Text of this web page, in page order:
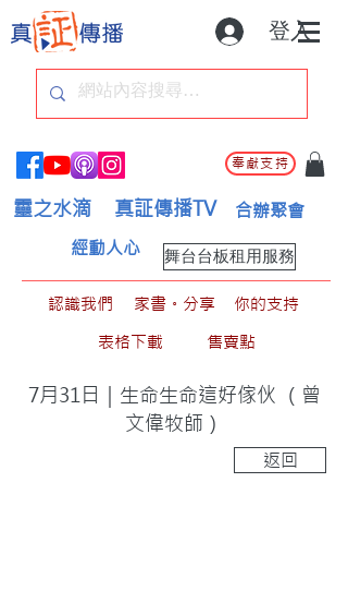
登入
奉獻支持
靈之水滴 真証傳播TV 合辦聚會
舞台台板租用服務
經動人心
認識我們 家書。分享
你的支持
表格下載
售賣點
7月31日｜生命生命這好傢伙 （曾
文偉牧師）
返回